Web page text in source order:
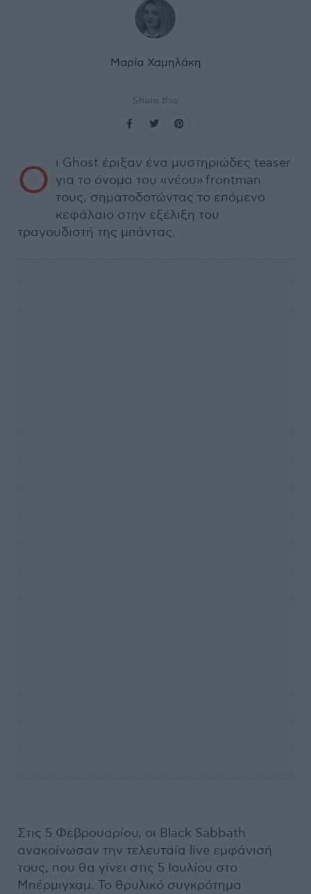
Μαρία Χαμηλάκη
Share this
Ο
ι Ghost έριξαν ένα μυστηριώδες teaser
για το όνομα του «νέου» frontman
τους, σηματοδοτώντας το επόμενο
κεφάλαιο στην εξέλιξη του
τραγουδιστή της μπάντας.
Στις 5 Φεβρουαρίου, οι Black Sabbath
ανακοίνωσαν την τελευταία live εμφάνισή
τους, που θα γίνει στις 5 Ιουλίου στο
Μπέρμιγχαμ. Το θρυλικό συγκρότημα